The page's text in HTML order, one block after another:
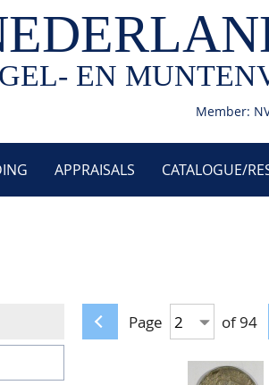
EN
Member:
APPRAISALS CATALOGUE/
Page of 94